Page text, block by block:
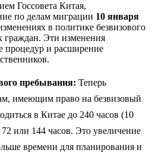
Госсовета Китая,
по делам миграции 10 января
в политике безвизового
граждан. Эти изменения
процедур и расширение
пребывания: Теперь
имеющим право на безвизовый
в Китае до 240 часов (10
или 144 часов. Это увеличение
времени для планирования и